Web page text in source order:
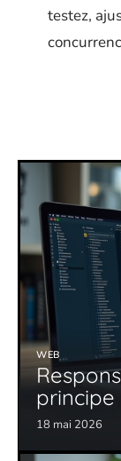
testez,
WEB
18 mai 2026